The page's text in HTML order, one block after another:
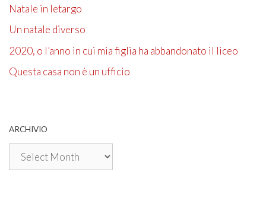
Natale in letargo
Un natale diverso
2020, o l’anno in cui mia figlia ha abbandonato il liceo
Questa casa non è un ufficio
ARCHIVIO
Archivio